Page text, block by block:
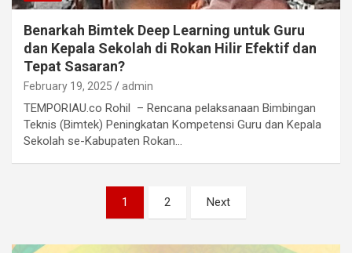
Benarkah Bimtek Deep Learning untuk Guru
dan Kepala Sekolah di Rokan Hilir Efektif dan
Tepat Sasaran?
February 19, 2025 admin
TEMPORIAU.co Rohil – Rencana pelaksanaan Bimbingan
Teknis (Bimtek) Peningkatan Kompetensi Guru dan Kepala
Sekolah se-Kabupaten Rokan…
1 2 Next